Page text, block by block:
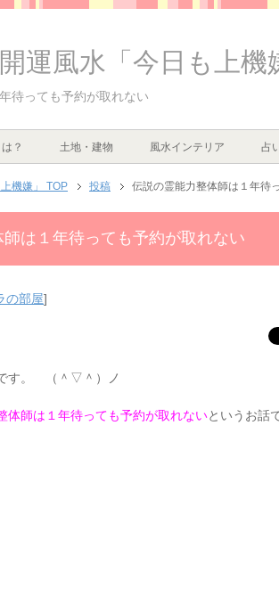
運風水「今日も上機
待っても予約が取れない
？ 土地・建物 風水インテリア 占
機嫌」 TOP 投稿 伝説の霊能力整体師は１年待
は１年待っても予約が取れない
の部屋]
す。 （＾▽＾）ノ
体師は１年待っても予約が取れないというお話